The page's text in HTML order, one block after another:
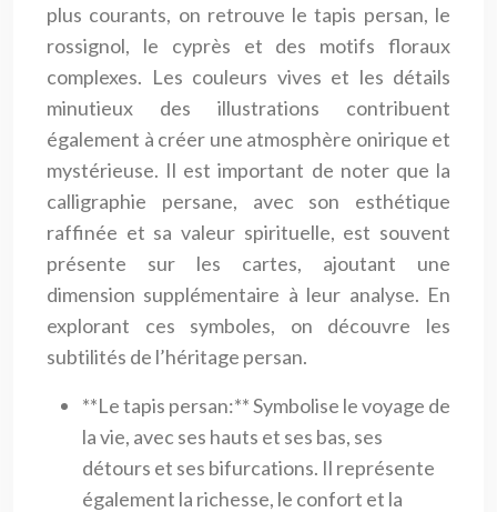
plus courants, on retrouve le tapis persan, le
rossignol, le cyprès et des motifs floraux
complexes. Les couleurs vives et les détails
minutieux des illustrations contribuent
également à créer une atmosphère onirique et
mystérieuse. Il est important de noter que la
calligraphie persane, avec son esthétique
raffinée et sa valeur spirituelle, est souvent
présente sur les cartes, ajoutant une
dimension supplémentaire à leur analyse. En
explorant ces symboles, on découvre les
subtilités de l’héritage persan.
**Le tapis persan:** Symbolise le voyage de
la vie, avec ses hauts et ses bas, ses
détours et ses bifurcations. Il représente
également la richesse, le confort et la